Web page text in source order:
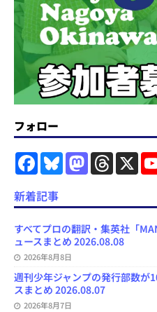
フォロー
F
a
e
b
o
k
B
s
y
M
a
o
o
n
T
h
a
s
X
新着記事
すべてプロの翻訳・集英社「
ュースまとめ 2026.08.08
2026年8月8日
週刊少年ジャンプの発行部数が
スまとめ 2026.08.07
2026年8月7日